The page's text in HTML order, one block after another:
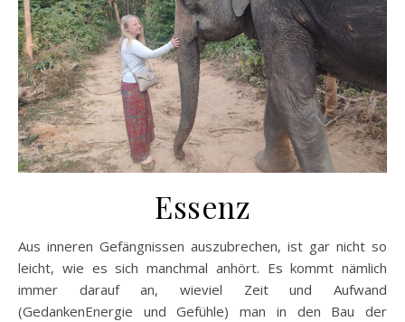
Essenz
Aus inneren Gefängnissen auszubrechen, ist gar nicht so
leicht, wie es sich manchmal anhört. Es kommt nämlich
immer darauf an, wieviel Zeit und Aufwand
(GedankenEnergie und Gefühle) man in den Bau der